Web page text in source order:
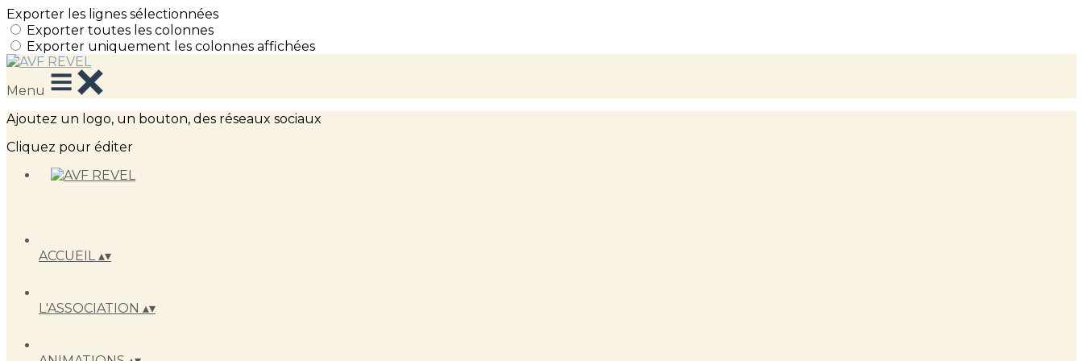
Exporter les lignes sélectionnées
Exporter toutes les colonnes
Exporter uniquement les colonnes affichées
Menu
Ajoutez un logo, un bouton, des réseaux sociaux
Cliquez pour éditer
ACCUEIL▴▾
L'ASSOCIATION ▴▾